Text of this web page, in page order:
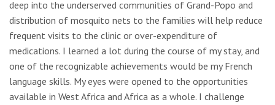
deep into the underserved communities of Grand-Popo and
distribution of mosquito nets to the families will help reduce
frequent visits to the clinic or over-expenditure of
medications. I learned a lot during the course of my stay, and
one of the recognizable achievements would be my French
language skills. My eyes were opened to the opportunities
available in West Africa and Africa as a whole. I challenge